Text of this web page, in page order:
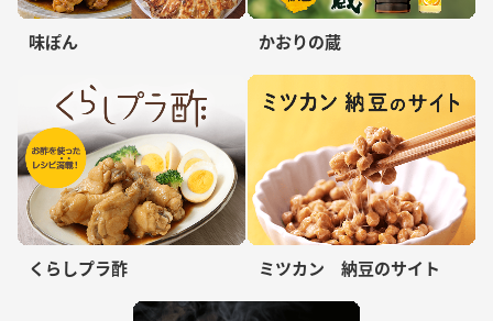
味ぽん かおりの蔵
くらしプラ酢 ミツカン 納豆のサイト